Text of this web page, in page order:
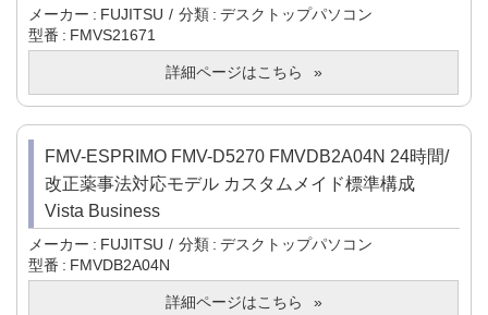
メーカー FUJITSU 分類
デスクトップパソコン
型番
FMVS21671
詳細ページはこちら
FMV-ESPRIMO FMV-D5270 FMVDB2A04N 24時間/
改正薬事法対応モデル カスタムメイド標準構成
Vista Business
メーカー FUJITSU 分類
デスクトップパソコン
型番
FMVDB2A04N
詳細ページはこちら